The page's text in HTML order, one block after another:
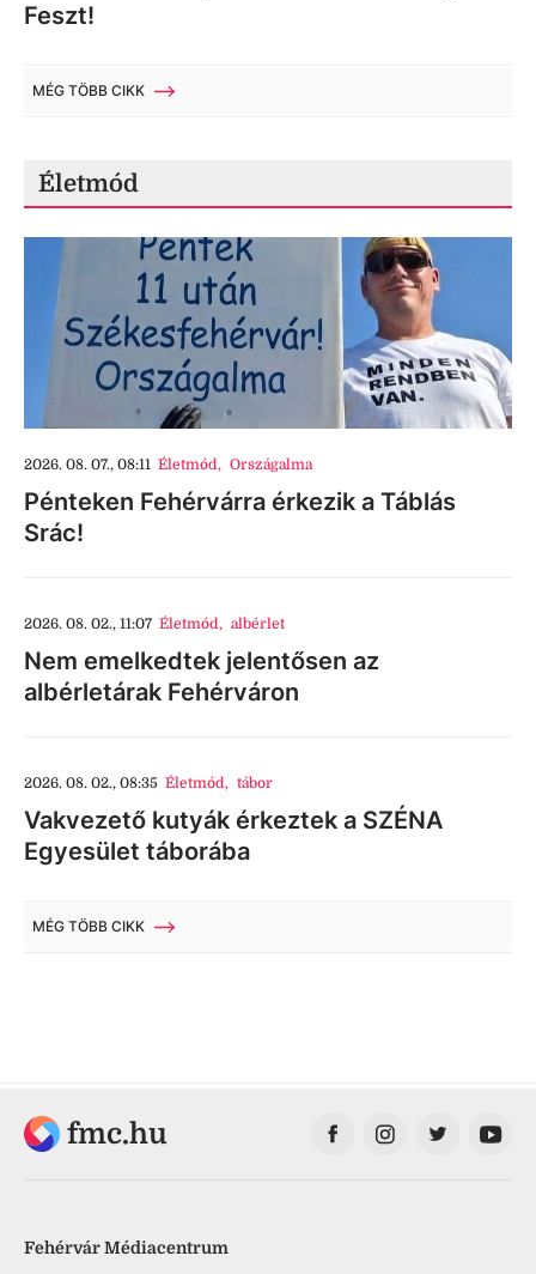
Feszt!
MÉG TÖBB CIKK
Életmód
2026. 08. 07., 08:11 Életmód, Országalma
Pénteken Fehérvárra érkezik a Táblás
Srác!
2026. 08. 02., 11:07 Életmód, albérlet
Nem emelkedtek jelentősen az
albérletárak Fehérváron
2026. 08. 02., 08:35 Életmód, tábor
Vakvezető kutyák érkeztek a SZÉNA
Egyesület táborába
MÉG TÖBB CIKK
fmc.hu
Fehérvár Médiacentrum